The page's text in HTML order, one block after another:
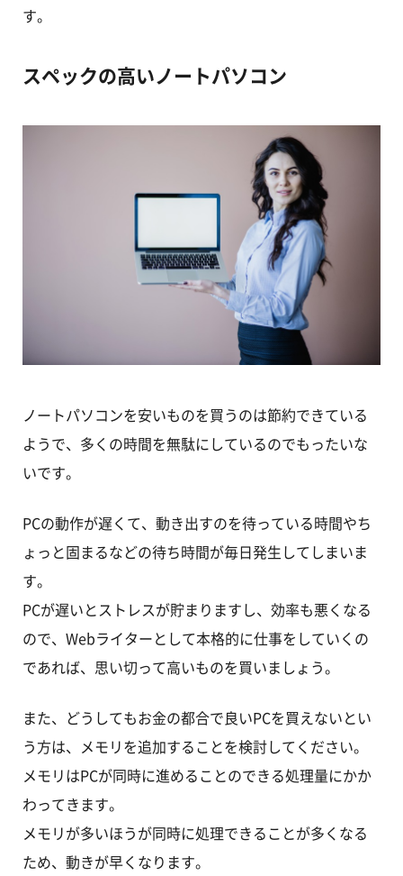
す。
スペックの高いノートパソコン
ノートパソコンを安いものを買うのは節約できている
ようで、多くの時間を無駄にしているのでもったいな
いです。
PCの動作が遅くて、動き出すのを待っている時間やち
ょっと固まるなどの待ち時間が毎日発生してしまいま
す。
PCが遅いとストレスが貯まりますし、効率も悪くなる
ので、Webライターとして本格的に仕事をしていくの
であれば、思い切って高いものを買いましょう。
また、どうしてもお金の都合で良いPCを買えないとい
う方は、メモリを追加することを検討してください。
メモリはPCが同時に進めることのできる処理量にかか
わってきます。
メモリが多いほうが同時に処理できることが多くなる
ため、動きが早くなります。